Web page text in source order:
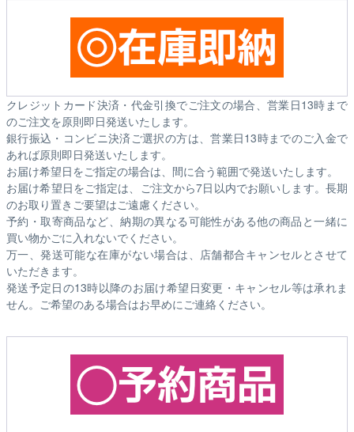
クレジットカード決済・代金引換でご注文の場合、営業日13時まで
のご注文を原則即日発送いたします。
銀行振込・コンビニ決済ご選択の方は、営業日13時までのご入金で
あれば原則即日発送いたします。
お届け希望日をご指定の場合は、間に合う範囲で発送いたします。
お届け希望日をご指定は、ご注文から7日以内でお願いします。長期
のお取り置きご要望はご遠慮ください。
予約・取寄商品など、納期の異なる可能性がある他の商品と一緒に
買い物かごに入れないでください。
万一、発送可能な在庫がない場合は、店舗都合キャンセルとさせて
いただきます。
発送予定日の13時以降のお届け希望日変更・キャンセル等は承れま
せん。ご希望のある場合はお早めにご連絡ください。